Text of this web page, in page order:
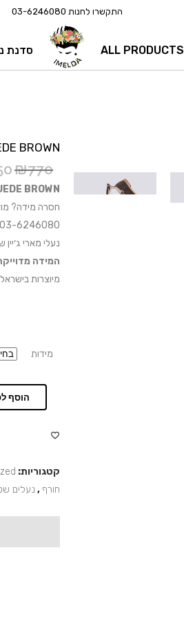
התקשרו לחנות 03-6246080
סדנת ALL PRODUCTS
BROWN
₪770
BROWN
חסרה מידה?
03-6246080
נעלי מארי
המידה
מיוצרות
מידות
הוסף
קטגוריות:
חורף , נעלים